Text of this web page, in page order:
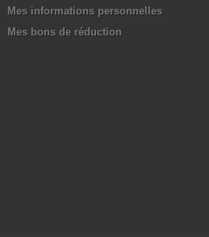
Mes informations personnelles
Mes bons de réduction